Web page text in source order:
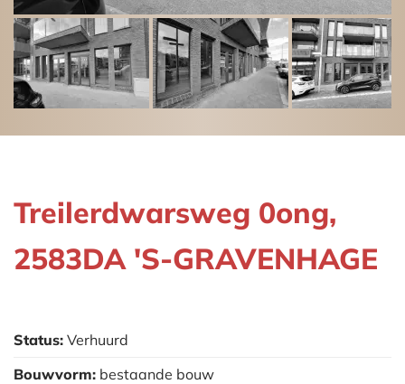
Treilerdwarsweg 0ong,
2583DA 'S-GRAVENHAGE
Status: Verhuurd
Bouwvorm: bestaande bouw